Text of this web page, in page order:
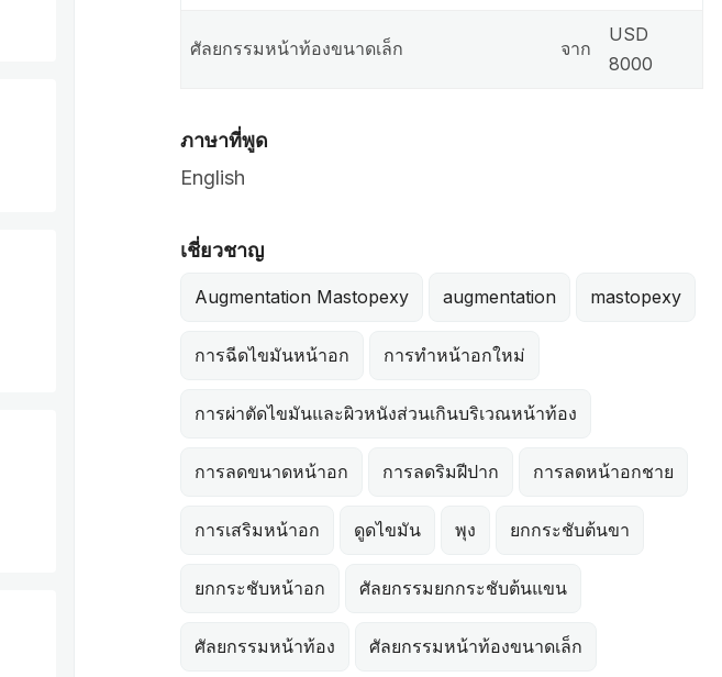
ศัลยกรรมหน้าท้องขนาดเล็ก จาก
USD
8000
ภาษาที่พูด
English
เชี่ยวชาญ
Augmentation Mastopexy augmentation mastopexy
การฉีดไขมันหน้าอก การทำหน้าอกใหม่
การผ่าตัดไขมันและผิวหนังส่วนเกินบริเวณหน้าท้อง
การลดขนาดหน้าอก การลดริมฝีปาก การลดหน้าอกชาย
การเสริมหน้าอก ดูดไขมัน พุง ยกกระชับต้นขา
ยกกระชับหน้าอก ศัลยกรรมยกกระชับต้นแขน
ศัลยกรรมหน้าท้อง ศัลยกรรมหน้าท้องขนาดเล็ก